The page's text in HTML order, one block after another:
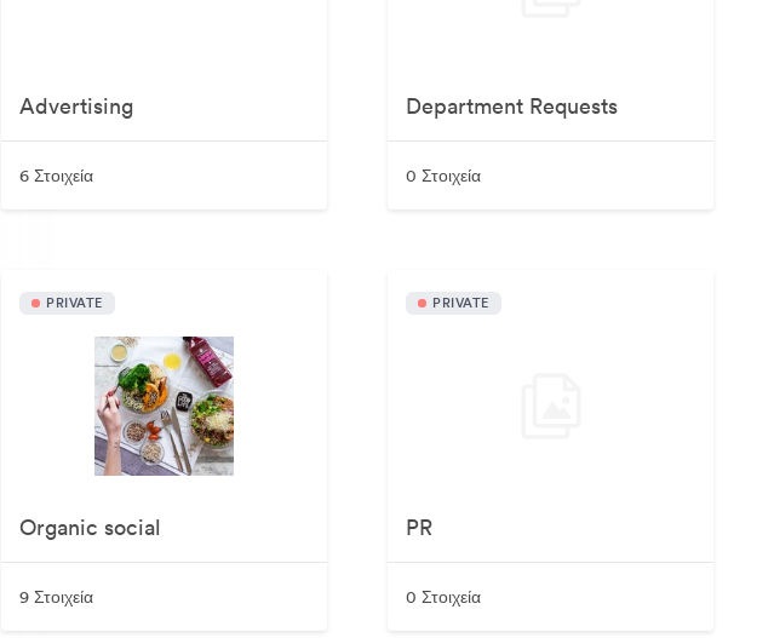
Advertising
6 Στοιχεία
Department Requests
0 Στοιχεία
PRIVATE
Organic social
9 Στοιχεία
PRIVATE
PR
0 Στοιχεία